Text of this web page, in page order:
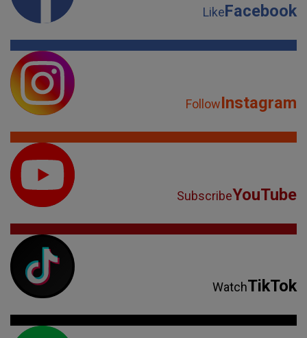
LikeFacebook
FollowInstagram
SubscribeYouTube
WatchTikTok